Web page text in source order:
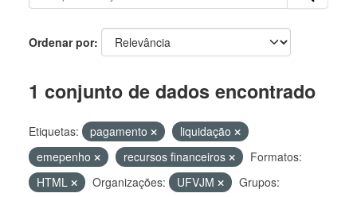
Ordenar por
1 conjunto de dados encontrado
Etiquetas: pagamento
liquidação
emepenho
recursos financeiros
Formatos:
HTML
Organizações: UFVJM
Grupos: